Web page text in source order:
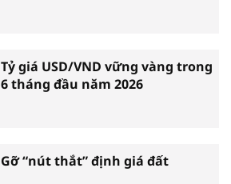
Tỷ giá USD/VND vững vàng trong
6 tháng đầu năm 2026
Gỡ “nút thắt” định giá đất